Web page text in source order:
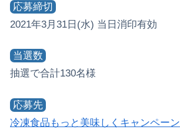
応募締切
2021年3月31日(水) 当日消印有効
当選数
抽選で合計130名様
応募先
冷凍食品もっと美味しくキャンペーン